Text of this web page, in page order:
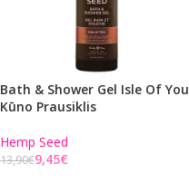
Bath & Shower Gel Isle Of You
Kūno Prausiklis
Hemp Seed
13,90€9,45€